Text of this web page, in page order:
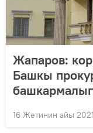
Жапаров:
Башкы
16 Жетинин айы